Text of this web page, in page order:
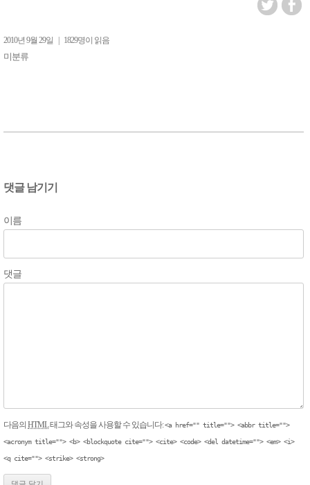
2010년 9월 29일 1829명이 읽음
미분류
댓글 남기기
이름
댓글
다음의 HTML태그와 속성을 사용할 수 있습니다:<a href="" title=""> <abbr title="">
<acronym title=""> <b> <blockquote cite=""> <cite> <code> <del datetime=""> <em> <i>
<q cite=""> <strike> <strong>